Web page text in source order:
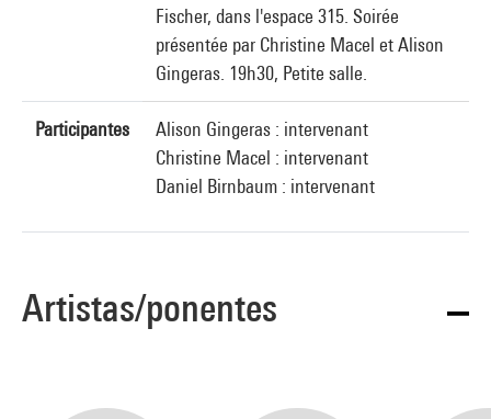
Fischer, dans l'espace 315. Soirée
présentée par Christine Macel et Alison
Gingeras. 19h30, Petite salle.
Participantes
Alison Gingeras : intervenant
Christine Macel : intervenant
Daniel Birnbaum : intervenant
Artistas/ponentes